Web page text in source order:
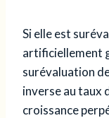
Si elle est
artificiellement
surévaluation
inverse au taux
croissance